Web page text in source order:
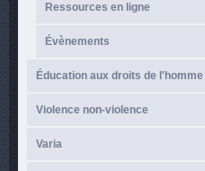
Ressources en ligne
Évènements
Éducation aux droits de l'homme
Violence non-violence
Varia